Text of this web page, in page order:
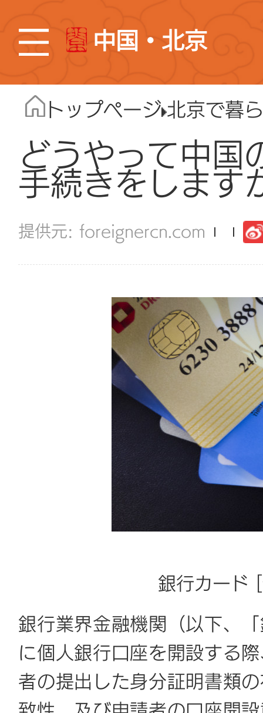
中国・北京
トップページ 北京で暮
どうやって中国
手続きをします
foreignercn.com
銀行カード
銀行業界金融機関（以下、
に個人銀行口座を開設する
者の提出した身分証明書類